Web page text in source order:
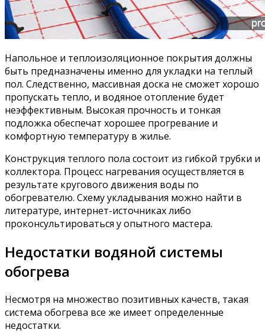
Напольное и теплоизоляционное покрытия должны
быть предназначены именно для укладки на теплый
пол. Следственно, массивная доска не сможет хорошо
пропускать тепло, и водяное отопление будет
неэффективным. Высокая прочность и тонкая
подложка обеспечат хорошее прогревание и
комфортную температуру в жилье.
Конструкция теплого пола состоит из гибкой трубки и
коллектора. Процесс нагревания осуществляется в
результате кругового движения воды по
обогревателю. Схему укладывания можно найти в
литературе, интернет-источниках либо
проконсультироваться у опытного мастера.
Недостатки водяной системы
обогрева
Несмотря на множество позитивных качеств, такая
система обогрева все же имеет определенные
недостатки.